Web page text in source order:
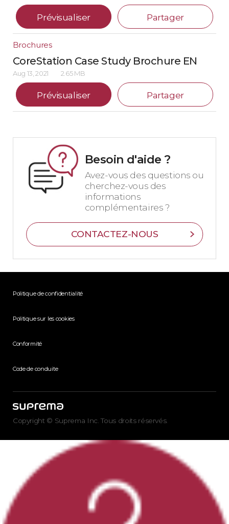
Prévisualiser Partager
Brochures
CoreStation Case Study Brochure EN
Aug 13, 2021 2.65 MB
Prévisualiser Partager
Besoin d'aide ?
Avez-vous des questions ou
cherchez-vous des
informations
complémentaires ?
CONTACTEZ-NOUS
Politique de confidentialité
Politique sur les cookies
Conformité
Code de conduite
Copyright © Suprema Inc. Tous droits réservés.